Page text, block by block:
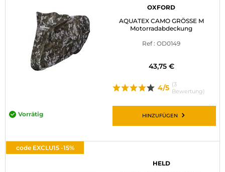
OXFORD
AQUATEX CAMO GRÖSSE M
Motorradabdeckung
Ref : OD0149
43,75 €
4/5 (3
Bewertung)
Vorrätig HINZUFÜGEN
code EXCLU15 -15%
HELD